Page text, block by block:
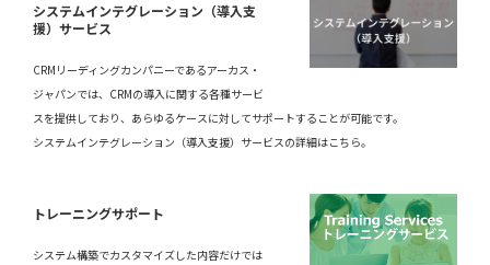
システムインテグレーション（導入支
援）サービス
CRMリーディングカンパニーであるアーカス・
ジャパンでは、CRMの導入に関する各種サービ
スを提供しており、あらゆるケースに対してサポートすることが可能です。
システムインテグレーション（導入支援）サービスの詳細はこちら。
トレーニングサポート
システム構築でカスタマイズした内容だけでは